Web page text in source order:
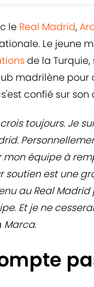
le Real Madrid,
Le jeune
de la
madrilène pour
confié sur son
toujours. Je
équipe à
soutien est une
au Real
Et je ne
Marca.